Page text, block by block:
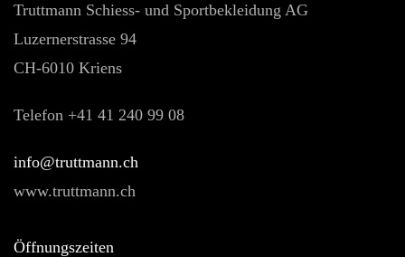
Truttmann Schiess- und Sportbekleidung AG
Luzernerstrasse 94
CH-6010 Kriens
Telefon +41 41 240 99 08
hc.nnamtturt@ofni
www.truttmann.ch
Öffnungszeiten